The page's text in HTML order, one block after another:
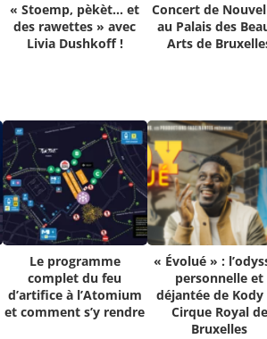
« Stoemp, pèkèt… et
des rawettes » avec
Livia Dushkoff !
Concert de
au Palais des
Arts de
Le programme
complet du feu
d’artifice à l’Atomium
et comment s’y rendre
« Évolué » :
personnelle et
déjantée de Kody
Cirque Royal de
Bruxelles